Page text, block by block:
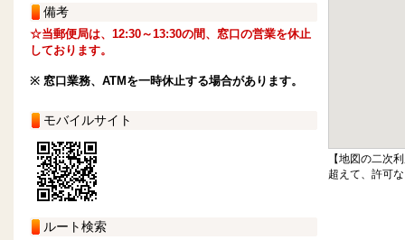
備考
☆当郵便局は、12:30～13:30の間、窓口の営業を休止
しております。
※ 窓口業務、ATMを一時休止する場合があります。
モバイルサイト
ルート検索
【地図の二次
超えて、許可